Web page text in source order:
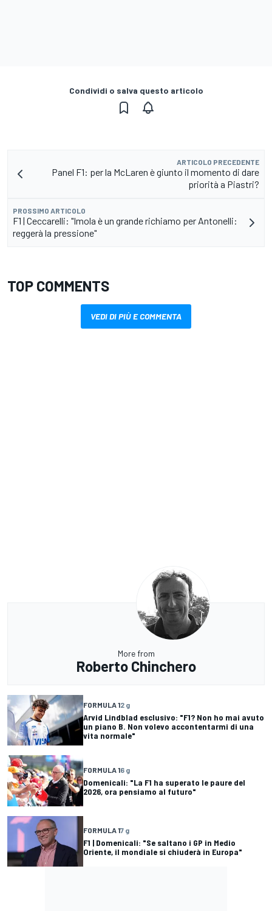
Condividi o salva questo articolo
ARTICOLO PRECEDENTE
Panel F1: per la McLaren è giunto il momento di dare
priorità a Piastri?
PROSSIMO ARTICOLO
F1 | Ceccarelli: "Imola è un grande richiamo per Antonelli:
reggerà la pressione"
TOP COMMENTS
VEDI DI PIÙ E COMMENTA
More from
Roberto Chinchero
FORMULA 12 g
Arvid Lindblad esclusivo: "F1? Non ho mai avuto
un piano B. Non volevo accontentarmi di una
vita normale"
FORMULA 16 g
Domenicali: "La F1 ha superato le paure del
2026, ora pensiamo al futuro"
FORMULA 17 g
F1 | Domenicali: "Se saltano i GP in Medio
Oriente, il mondiale si chiuderà in Europa"